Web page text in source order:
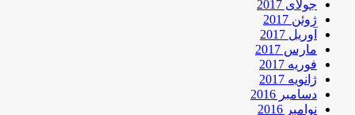
جولای 2017
ژوئن 2017
آوریل 2017
مارس 2017
فوریه 2017
ژانویه 2017
دسامبر 2016
نوامبر 2016